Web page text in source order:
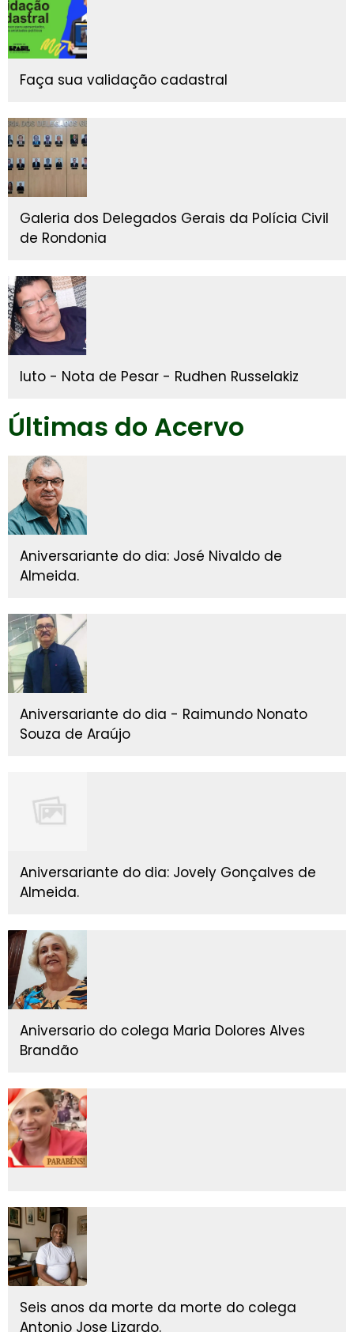
Faça sua validação cadastral
Galeria dos Delegados Gerais da Polícia Civil
de Rondonia
luto - Nota de Pesar - Rudhen Russelakiz
Últimas do Acervo
Aniversariante do dia: José Nivaldo de
Almeida.
Aniversariante do dia - Raimundo Nonato
Souza de Araújo
Aniversariante do dia: Jovely Gonçalves de
Almeida.
Aniversario do colega Maria Dolores Alves
Brandão
Seis anos da morte da morte do colega
Antonio Jose Lizardo.